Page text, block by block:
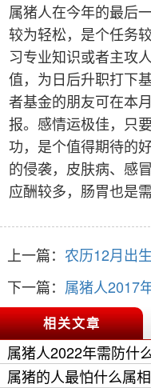
属猪人在今年的最后
较为轻松，是个任务
习专业知识或者主攻
值，为日后升职打下
者基金的朋友可在本
报。感情运极佳，只
功，是个值得期待的
的侵袭，皮肤病、感
应酬较多，肠胃也是
上一篇： 农历12月出
下一篇： 属猪人2017
相关文章
属猪人2022年需防什
人属相 >>
属猪的人最怕什么属